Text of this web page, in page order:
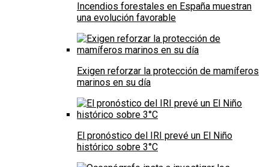
Incendios forestales en España muestran
una evolución favorable
Exigen reforzar la protección de mamíferos
marinos en su día
El pronóstico del IRI prevé un El Niño
histórico sobre 3°C